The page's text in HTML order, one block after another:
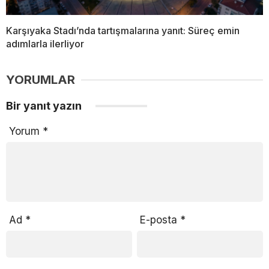
Karşıyaka Stadı’nda tartışmalarına yanıt: Süreç emin
adımlarla ilerliyor
YORUMLAR
Bir yanıt yazın
Yorum *
Ad * E-posta *